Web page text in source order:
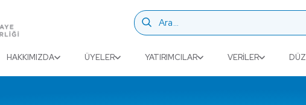
HAKKIMIZDA ÜYELER YATIRIMCILAR VERILER